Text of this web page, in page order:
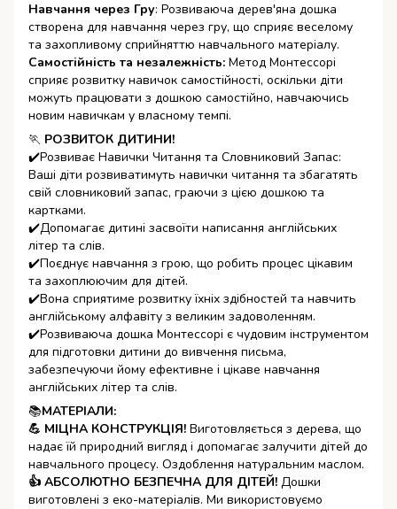
Навчання через Гру: Розвиваюча дерев'яна дошка
створена для навчання через гру, що сприяє веселому
та захопливому сприйняттю навчального матеріалу.
Самостійність та незалежність: Метод Монтессорі
сприяє розвитку навичок самостійності, оскільки діти
можуть працювати з дошкою самостійно, навчаючись
новим навичкам у власному темпі.
🏃 РОЗВИТОК ДИТИНИ!
✔️Розвиває Навички Читання та Словниковий Запас:
Ваші діти розвиватимуть навички читання та збагатять
свій словниковий запас, граючи з цією дошкою та
картками.
✔️Допомагає дитині засвоїти написання англійських
літер та слів.
✔️Поєднує навчання з грою, що робить процес цікавим
та захоплюючим для дітей.
✔️Вона сприятиме розвитку їхніх здібностей та навчить
англійському алфавіту з великим задоволенням.
✔️Розвиваюча дошка Монтессорі є чудовим інструментом
для підготовки дитини до вивчення письма,
забезпечуючи йому ефективне і цікаве навчання
англійських літер та слів.
📚МАТЕРІАЛИ:
💪 МІЦНА КОНСТРУКЦІЯ! Виготовляється з дерева, що
надає їй природний вигляд і допомагає залучити дітей до
навчального процесу. Оздоблення натуральним маслом.
👍 АБСОЛЮТНО БЕЗПЕЧНА ДЛЯ ДІТЕЙ! Дошки
виготовлені з еко-матеріалів. Ми використовуємо